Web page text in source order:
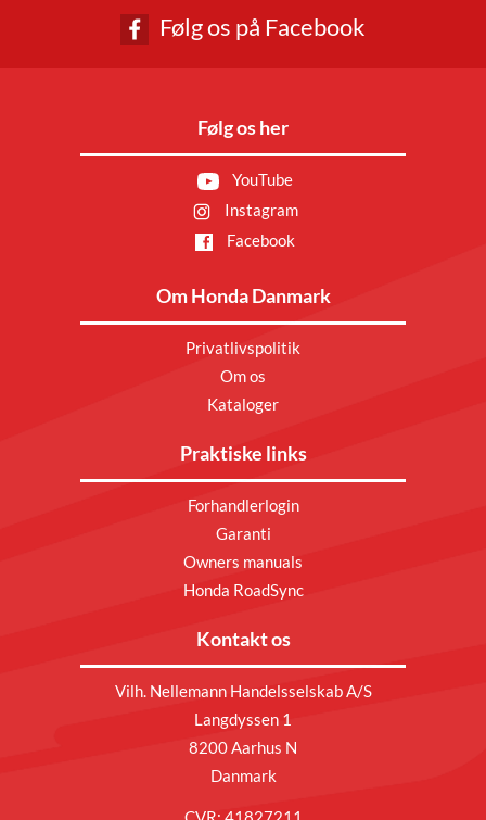
Følg os på Facebook
Følg os her
YouTube
Instagram
Facebook
Om Honda Danmark
Privatlivspolitik
Om os
Kataloger
Praktiske links
Forhandlerlogin
Garanti
Owners manuals
Honda RoadSync
Kontakt os
Vilh. Nellemann Handelsselskab A/S
Langdyssen 1
8200 Aarhus N
Danmark